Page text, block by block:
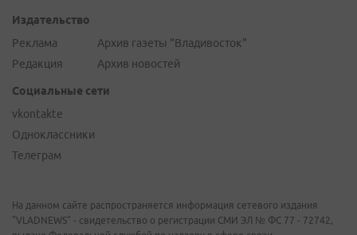
Издательство
Реклама
Редакция
Архив газеты "Владивосток"
Архив новостей
Социальные сети
vkontakte
Одноклассники
Телеграм
На данном сайте распространяется информация сетевого издания
"VLADNEWS" - свидетельство о регистрации СМИ ЭЛ № ФС 77 - 72742,